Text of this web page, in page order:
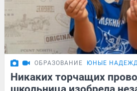
ОБРАЗОВАНИЕ ЮНЫЕ
Никаких торчащих